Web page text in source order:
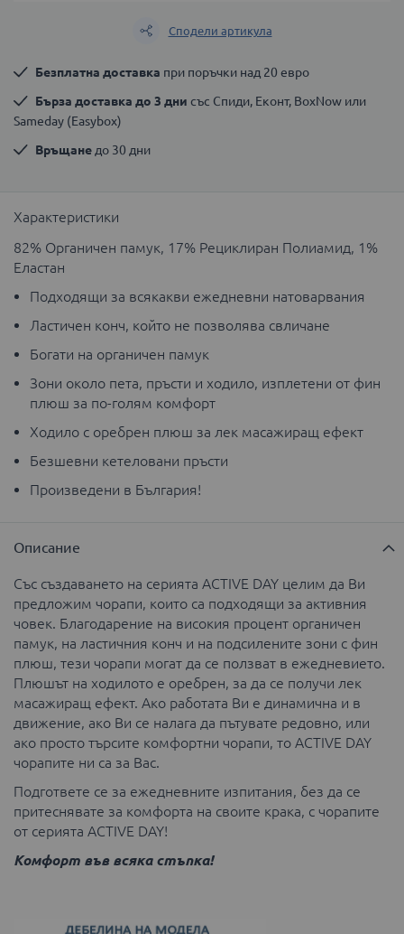
Сподели артикула
Безплатна доставка при поръчки над 20 евро
Бърза доставка до 3 дни със Спиди, Еконт, BoxNow или
Sameday (Easybox)
Връщане до 30 дни
Характеристики
82% Органичен памук, 17% Рециклиран Полиамид, 1%
Еластан
Подходящи за всякакви ежедневни натоварвания
Ластичен конч, който не позволява свличане
Богати на органичен памук
Зони около пета, пръсти и ходило, изплетени от фин
плюш за по-голям комфорт
Ходило с оребрен плюш за лек масажиращ ефект
Безшевни кетеловани пръсти
Произведени в България!
Описание
Със създаването на серията ACTIVE DAY целим да Ви
предложим чорапи, които са подходящи за активния
човек. Благодарение на високия процент органичен
памук, на ластичния конч и на подсилените зони с фин
плюш, тези чорапи могат да се ползват в ежедневието.
Плюшът на ходилото е оребрен, за да се получи лек
масажиращ ефект. Ако работата Ви е динамична и в
движение, ако Ви се налага да пътувате редовно, или
ако просто търсите комфортни чорапи, то ACTIVE DAY
чорапите ни са за Вас.
Подгответе се за ежедневните изпитания, без да се
притеснявате за комфорта на своите крака, с чорапите
от серията ACTIVE DAY!
Комфорт във всяка стъпка!